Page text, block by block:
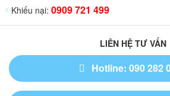
Khiếu nại: 0909 721 499
LIÊN HỆ TƯ VẤN
Hotline: 090 282